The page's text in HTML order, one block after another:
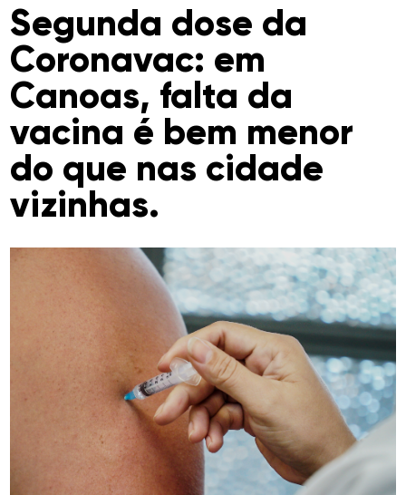
Segunda dose da
Coronavac: em
Canoas, falta da
vacina é bem menor
do que nas cidade
vizinhas.